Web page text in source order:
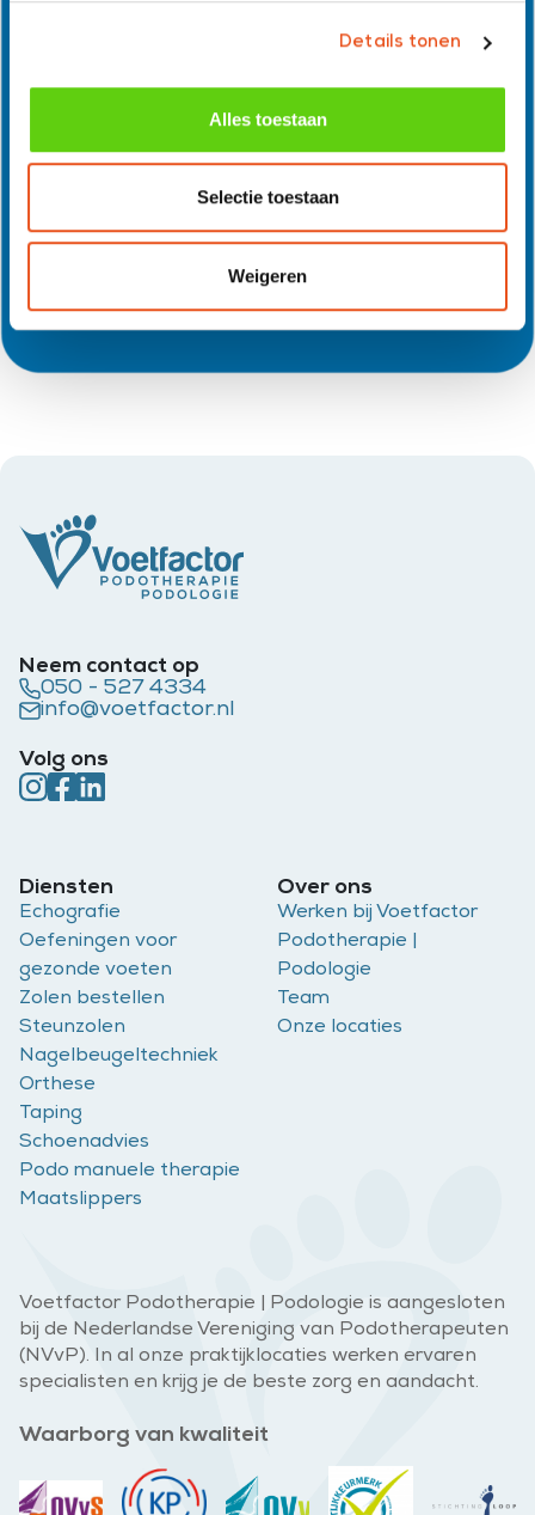
Details tonen
Alles toestaan
Selectie toestaan
Weigeren
Voetfactor Podotherapie | Podologie is aangesloten
bij de Nederlandse Vereniging van Podotherapeuten
(NVvP). In al onze praktijklocaties werken ervaren
specialisten en krijg je de beste zorg en aandacht.
Waarborg van kwaliteit
Neem contact op
050 - 527 4334
info@voetfactor.nl
Volg ons
Diensten
Echografie
Oefeningen voor
gezonde voeten
Zolen bestellen
Steunzolen
Nagelbeugeltechniek
Orthese
Taping
Schoenadvies
Podo manuele therapie
Maatslippers
Over ons
Werken bij Voetfactor
Podotherapie |
Podologie
Team
Onze locaties